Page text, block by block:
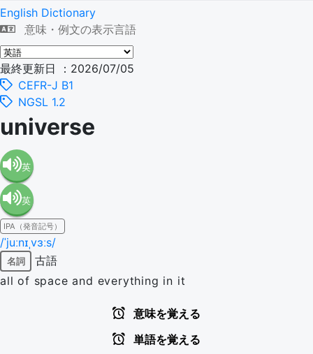
English Dictionary
意味・例文の表示言語
最終更新日 ：2026/07/05
CEFR-J B1
NGSL 1.2
universe
英
語（米
国）
(en-US)
英
語（イ
ギリ
IPA（発音記号）
/ˈjuːnɪˌvɜːs/
名詞
古語
all of space and everything in it
意味を覚える
単語を覚える